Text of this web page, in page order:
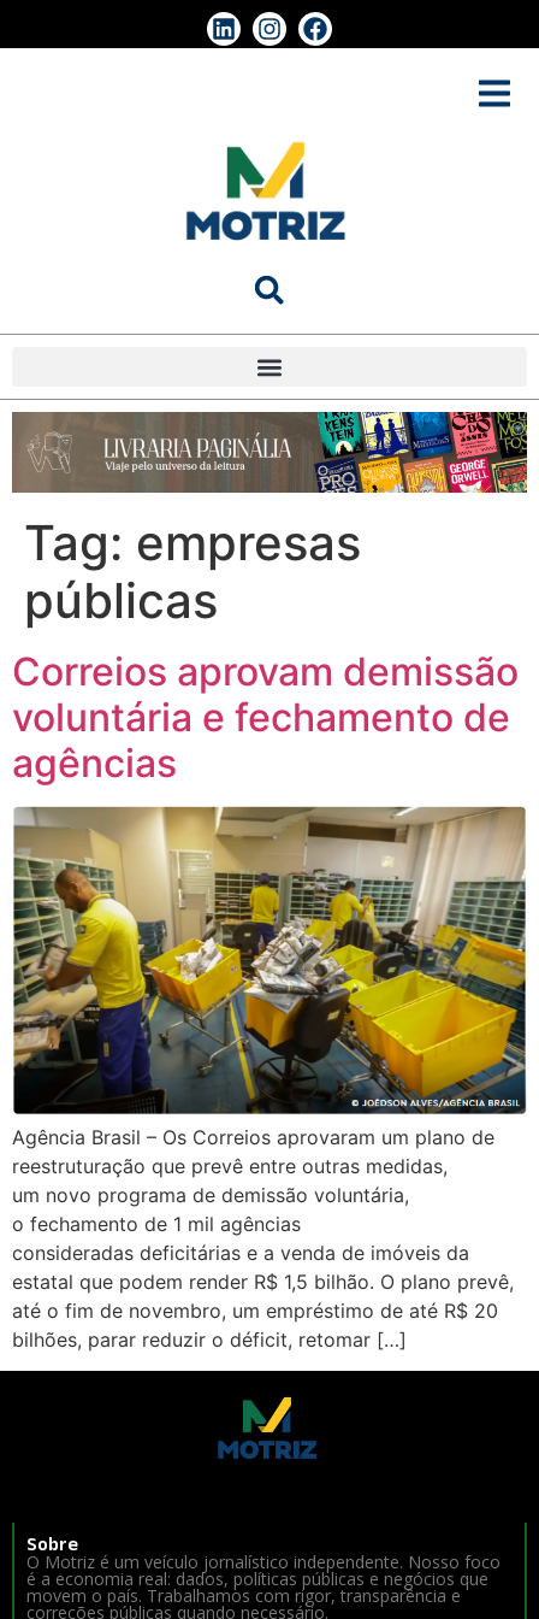
Tag: empresas
públicas
Correios aprovam demissão
voluntária e fechamento de
agências
Agência Brasil – Os Correios aprovaram um plano de
reestruturação que prevê entre outras medidas,
um novo programa de demissão voluntária,
o fechamento de 1 mil agências
consideradas deficitárias e a venda de imóveis da
estatal que podem render R$ 1,5 bilhão. O plano prevê,
até o fim de novembro, um empréstimo de até R$ 20
bilhões, parar reduzir o déficit, retomar […]
Sobre
O Motriz é um veículo jornalístico independente. Nosso foco
é a economia real: dados, políticas públicas e negócios que
movem o país. Trabalhamos com rigor, transparência e
correções públicas quando necessário.